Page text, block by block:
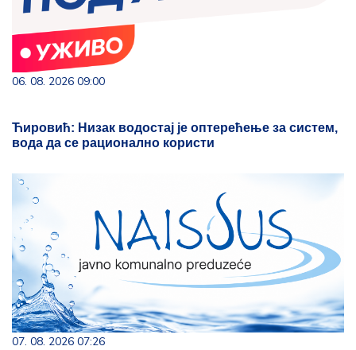
06. 08. 2026 09:00
Ћировић: Низак водостај је оптерећење за систем,
вода да се рационално користи
07. 08. 2026 07:26